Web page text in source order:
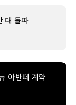
대 돌파
아반떼 계약